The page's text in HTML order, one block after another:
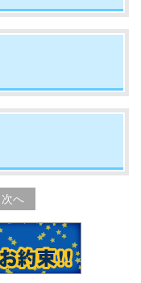
次へ